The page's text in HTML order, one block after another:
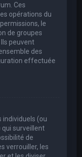
Ces
opérations du
le
de groupes
peuvent
des
effectuée
individuels (ou
qui surveillent
de
verrouiller, les